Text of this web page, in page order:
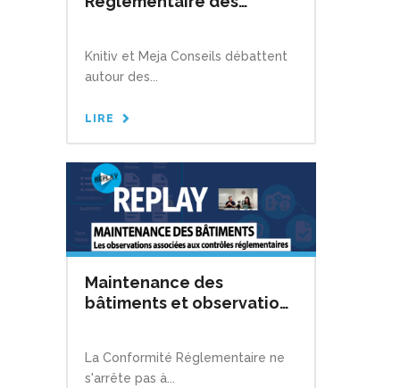
Quel outil choisir ?
Knitiv et Meja Conseils débattent
autour des...
LIRE
Maintenance des
bâtiments et observations
La Conformité Réglementaire ne
s'arrête pas à...